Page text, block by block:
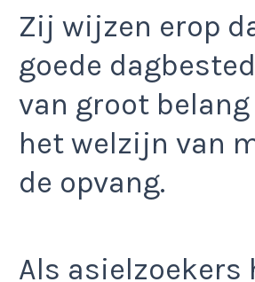
Zij wijzen erop
goede
van groot
het welzijn van
de opvang.
Als asielzoekers